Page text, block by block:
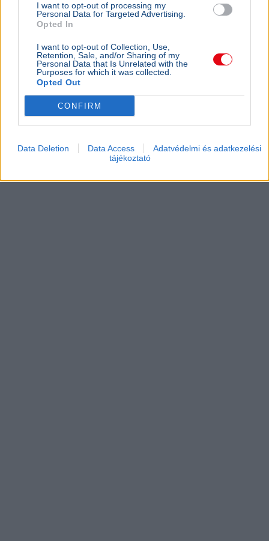
I want to opt-out of processing my
Personal Data for Targeted Advertising.
Opted In
I want to opt-out of Collection, Use,
Retention, Sale, and/or Sharing of my
Personal Data that Is Unrelated with the
Purposes for which it was collected.
Opted Out
CONFIRM
Data Deletion Data Access
Adatvédelmi és adatkezelési
tájékoztató